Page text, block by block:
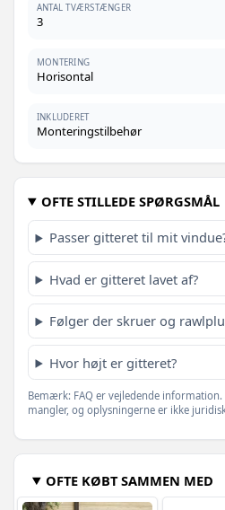
ANTAL TVÆRSTÆNGER
3
MONTERING
Horisontal
INKLUDERET
Monteringstilbehør
OFTE STILLEDE SPØRGSMÅL
Passer gitteret til mit
Hvad er gitteret lavet af?
Følger der skruer og
Hvor højt er gitteret?
Bemærk: FAQ er vejledende
mangler, og oplysningerne er ikke
OFTE KØBT SAMMEN MED